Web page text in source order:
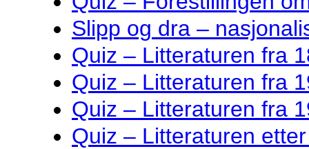
Slipp og dra –
Quiz – Litteraturen fra
Quiz – Litteraturen fra
Quiz – Litteraturen fra
Quiz – Litteraturen